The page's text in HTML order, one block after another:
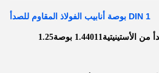
DIN 1 بوصة أنابيب الفولاذ المقاوم للصدأ
أنابيب من الفولاذ المقاوم للصدأ من الأستينيتية1.44011 بوصة1.25